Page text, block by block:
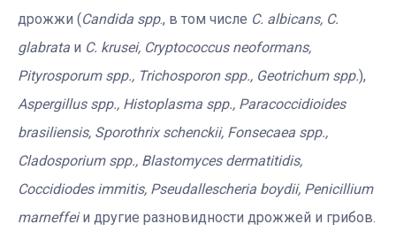
дрожжи (Candida spp., в том числе C. albicans, C.
glabrata и C. krusei, Cryptococcus neoformans,
Pityrosporum spp., Trichosporon spp., Geotrichum spp.),
Aspergillus spp., Histoplasma spp., Paracoccidioides
brasiliensis, Sporothrix schenckii, Fonsecaea spp.,
Cladosporium spp., Blastomyces dermatitidis,
Coccidiodes immitis, Pseudallescheria boydii, Penicillium
marneffeiи другие разновидности дрожжей и грибов.